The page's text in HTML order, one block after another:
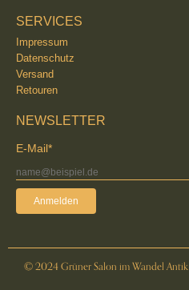
SERVICES
Impressum
Datenschutz
Versand
Retouren
NEWSLETTER
E-Mail*
Anmelden
© 2024 Grüner Salon im Wandel Antik